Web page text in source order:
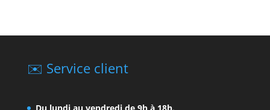
✉️ Service client